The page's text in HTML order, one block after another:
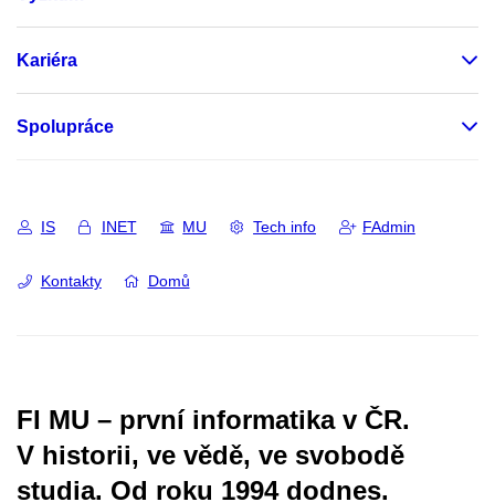
Kariéra
Spolupráce
IS INET MU Tech info FAdmin
Kontakty Domů
FI MU – první informatika v ČR.
V historii, ve vědě, ve svobodě
studia. Od roku 1994 dodnes.